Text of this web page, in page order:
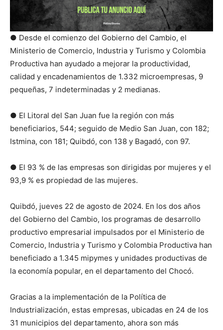
● Desde el comienzo del Gobierno del Cambio, el
Ministerio de Comercio, Industria y Turismo y Colombia
Productiva han ayudado a mejorar la productividad,
calidad y encadenamientos de 1.332 microempresas, 9
pequeñas, 7 indeterminadas y 2 medianas.
● El Litoral del San Juan fue la región con más
beneficiarios, 544; seguido de Medio San Juan, con 182;
Istmina, con 181; Quibdó, con 138 y Bagadó, con 97.
● El 93 % de las empresas son dirigidas por mujeres y el
93,9 % es propiedad de las mujeres.
Quibdó, jueves 22 de agosto de 2024. En los dos años
del Gobierno del Cambio, los programas de desarrollo
productivo empresarial impulsados por el Ministerio de
Comercio, Industria y Turismo y Colombia Productiva han
beneficiado a 1.345 mipymes y unidades productivas de
la economía popular, en el departamento del Chocó.
Gracias a la implementación de la Política de
Industrialización, estas empresas, ubicadas en 24 de los
31 municipios del departamento, ahora son más